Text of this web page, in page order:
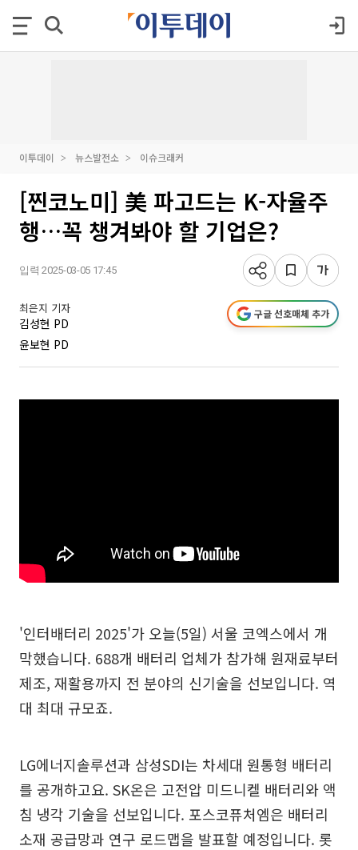
이투데이 뉴스발전소 이슈크래커
[찐코노미] 美 파고드는 K-자율주
행…꼭 챙겨봐야 할 기업은?
입력 2025-03-05 17:45
최은지 기자
김성현 PD
윤보현 PD
구글 선호매체 추가
'인터배터리 2025'가 오늘(5일) 서울 코엑스에서 개
막했습니다. 688개 배터리 업체가 참가해 원재료부터
제조, 재활용까지 전 분야의 신기술을 선보입니다. 역
대 최대 규모죠.
LG에너지솔루션과 삼성SDI는 차세대 원통형 배터리
를 공개하고요. SK온은 고전압 미드니켈 배터리와 액
침 냉각 기술을 선보입니다. 포스코퓨처엠은 배터리
소재 공급망과 연구 로드맵을 발표할 예정입니다. 롯